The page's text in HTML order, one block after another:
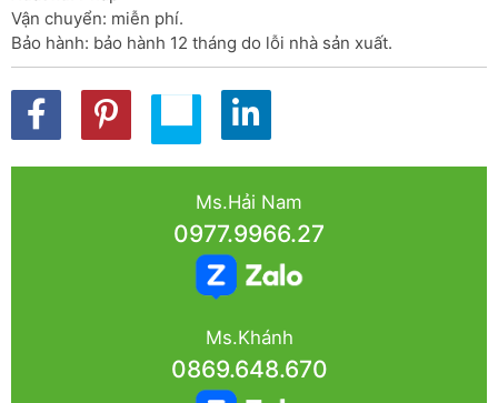
Vận chuyển: miễn phí.
Bảo hành: bảo hành 12 tháng do lỗi nhà sản xuất.
Ms.Hải Nam
0977.9966.27
Ms.Khánh
0869.648.670